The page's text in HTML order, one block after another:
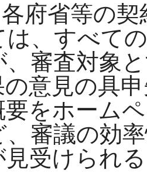
府省等の
は、すべて
、審査対象
の意見の具
要をホーム
、審議の効
見受けられ